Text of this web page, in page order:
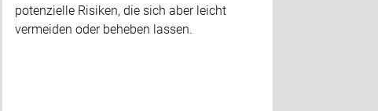
potenzielle Risiken, die sich aber leicht
vermeiden oder beheben lassen.